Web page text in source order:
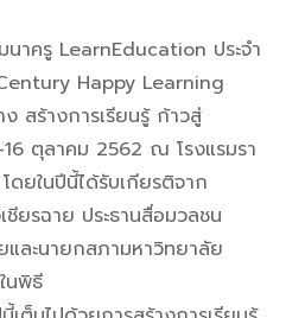
าครู LearnEducation ประจำ
Happy Learning
สร้างการเรียนรู้ ก้าวสู่
ตุลาคม 2562 ณ โรงแรมรา
ดยในปีนี้ได้รับเกียรติจาก
ยรฉาย ประธานสื่อมวลชน
และนายกสภามหาวิทยาลัย
นพิธี